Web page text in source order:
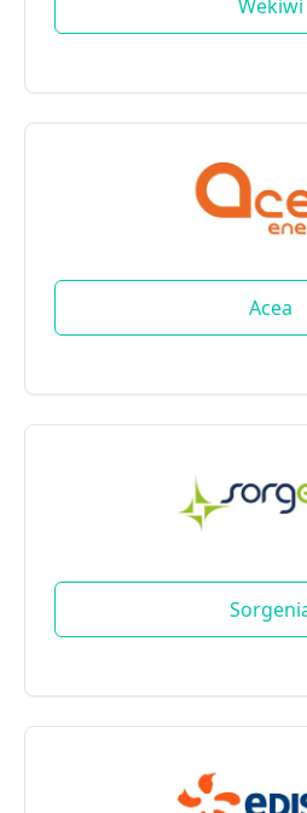
Wekiwi
Acea